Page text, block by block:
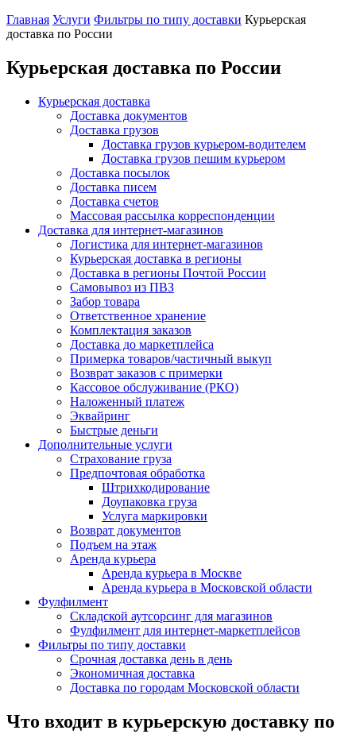
Главная Услуги Фильтры по типу доставки Курьерская
доставка по России
Курьерская доставка по России
Курьерская доставка
Доставка документов
Доставка грузов
Доставка грузов курьером-водителем
Доставка грузов пешим курьером
Доставка посылок
Доставка писем
Доставка счетов
Массовая рассылка корреспонденции
Доставка для интернет-магазинов
Логистика для интернет-магазинов
Курьерская доставка в регионы
Доставка в регионы Почтой России
Самовывоз из ПВЗ
Забор товара
Ответственное хранение
Комплектация заказов
Доставка до маркетплейса
Примерка товаров/частичный выкуп
Возврат заказов с примерки
Кассовое обслуживание (РКО)
Наложенный платеж
Эквайринг
Быстрые деньги
Дополнительные услуги
Страхование груза
Предпочтовая обработка
Штрихкодирование
Доупаковка груза
Услуга маркировки
Возврат документов
Подъем на этаж
Аренда курьера
Аренда курьера в Москве
Аренда курьера в Московской области
Фулфилмент
Складской аутсорсинг для магазинов
Фулфилмент для интернет-маркетплейсов
Фильтры по типу доставки
Срочная доставка день в день
Экономичная доставка
Доставка по городам Московской области
Что входит в курьерскую доставку по